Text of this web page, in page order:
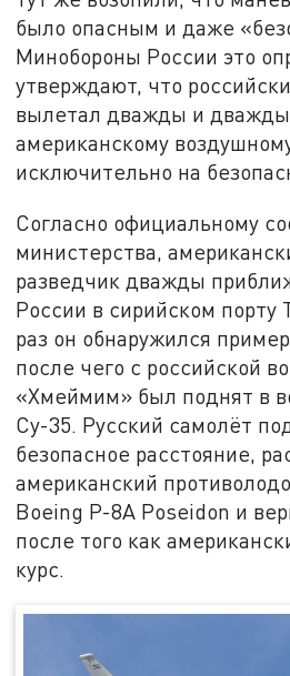
было опасным и даже
Минобороны России это
утверждают, что
вылетал дважды и
американскому
исключительно на
Согласно официальному
министерства,
разведчик дважды
России в сирийском порту
раз он обнаружился
после чего с российской
«Хмеймим» был поднят в
Су-35. Русский самолёт
безопасное расстояние,
американский
Boeing P-8A Poseidon и
после того как
курс.